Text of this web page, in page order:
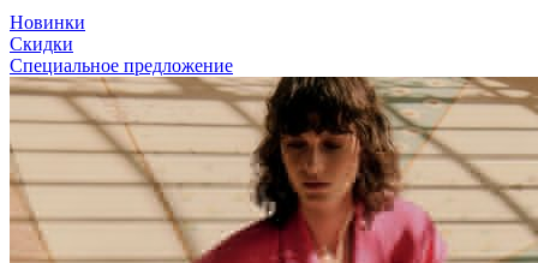
Новинки
Скидки
Специальное предложение